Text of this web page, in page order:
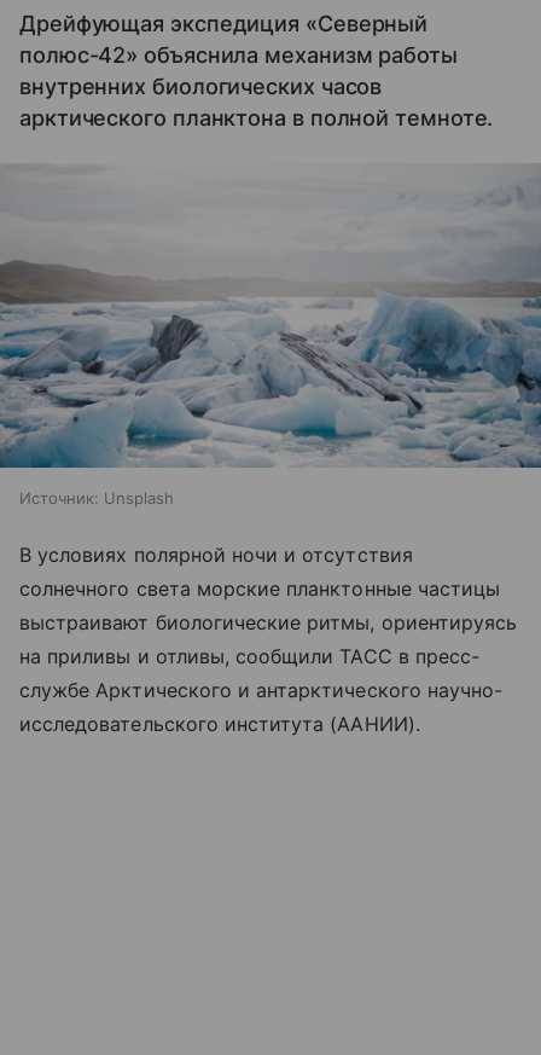
Дрейфующая экспедиция «Северный
полюс-42» объяснила механизм работы
внутренних биологических часов
арктического планктона в полной темноте.
Источник: Unsplash
В условиях полярной ночи и отсутствия
солнечного света морские планктонные частицы
выстраивают биологические ритмы, ориентируясь
на приливы и отливы, сообщили ТАСС в пресс-
службе Арктического и антарктического научно-
исследовательского института (ААНИИ).